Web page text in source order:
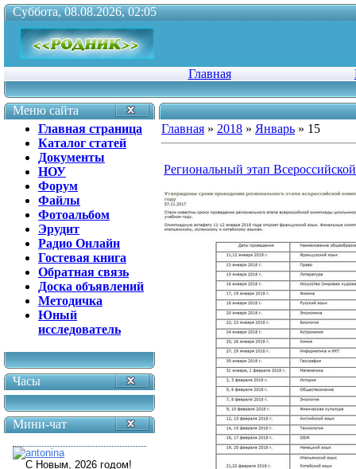
Суббота, 08.08.2026, 02:05
Главная
Меню сайта
Главная страница
Каталог статей
Документы
НОУ
Форум
Файлы
Фотоальбом
Эрудит
Радио Онлайн
Гостевая книга
Обратная связь
Доска объявлений
Методичка
Юный
исследователь
Часы
Мини-чат
Главная » 2018 » Январь » 15
Региональный этап